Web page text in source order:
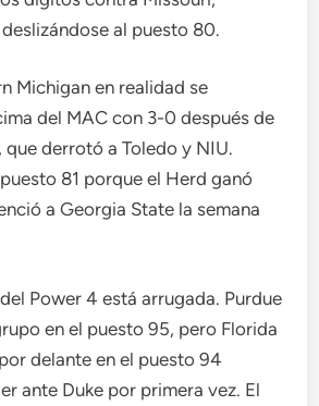
al puesto 80.
Michigan en realidad se
del MAC con 3-0 después de
que derrotó a Toledo y NIU.
81 porque el Herd ganó
a Georgia State la semana
Power 4 está arrugada. Purdue
en el puesto 95, pero Florida
delante en el puesto 94
ante Duke por primera vez. El